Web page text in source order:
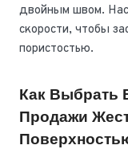
двойным швом.
скорости, чтобы
пористостью.
Как Выбрать
Продажи